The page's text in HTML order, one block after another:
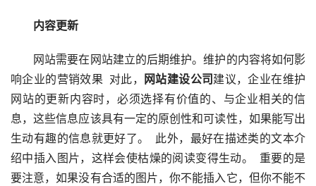
内容更新
网站需要在网站建立的后期维护。维护的内容将如何影
响企业的营销效果  对此， 网站建设公司建议，企业在维护
网站的更新内容时，必须选择有价值的、与企业相关的信
息，这些信息应该具有一定的原创性和可读性，如果能写出
生动有趣的信息就更好了。  此外，最好在描述类的文本介
绍中插入图片，这样会使枯燥的阅读变得生动。  重要的是
要注意，如果没有合适的图片，你不能插入它，但你不能不